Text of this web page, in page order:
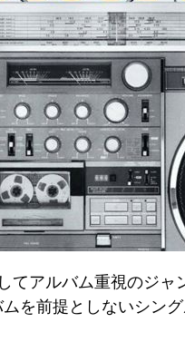
アルバム重視のジャ
を前提としないシン